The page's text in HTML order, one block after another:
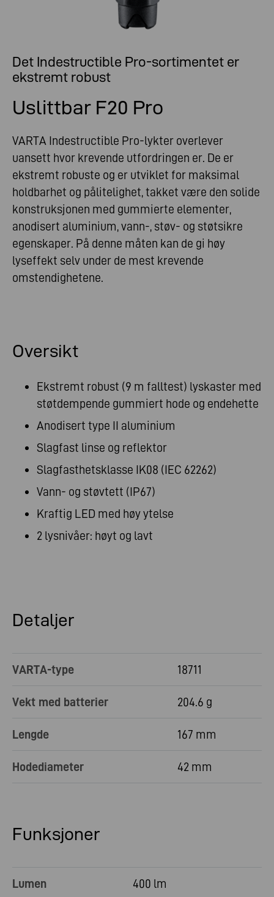
Det Indestructible Pro-sortimentet er
ekstremt robust
Uslittbar F20 Pro
VARTA Indestructible Pro-lykter overlever
uansett hvor krevende utfordringen er. De er
ekstremt robuste og er utviklet for maksimal
holdbarhet og pålitelighet, takket være den solide
konstruksjonen med gummierte elementer,
anodisert aluminium, vann-, støv- og støtsikre
egenskaper. På denne måten kan de gi høy
lyseffekt selv under de mest krevende
omstendighetene.
Oversikt
Ekstremt robust (9 m falltest) lyskaster med
støtdempende gummiert hode og endehette
Anodisert type II aluminium
Slagfast linse og reflektor
Slagfasthetsklasse IK08 (IEC 62262)
Vann- og støvtett (IP67)
Kraftig LED med høy ytelse
2 lysnivåer: høyt og lavt
Detaljer
VARTA-type 18711
Vekt med batterier 204.6 g
Lengde 167 mm
Hodediameter 42 mm
Funksjoner
Lumen 400 lm